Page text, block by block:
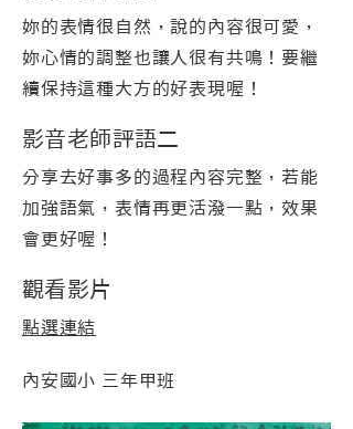
妳的表情很自然，說的內容很可愛，
妳心情的調整也讓人很有共鳴！要繼
續保持這種大方的好表現喔！
影音老師評語二
分享去好事多的過程內容完整，若能
加強語氣，表情再更活潑一點，效果
會更好喔！
觀看影片
點選連結
內安國小 三年甲班